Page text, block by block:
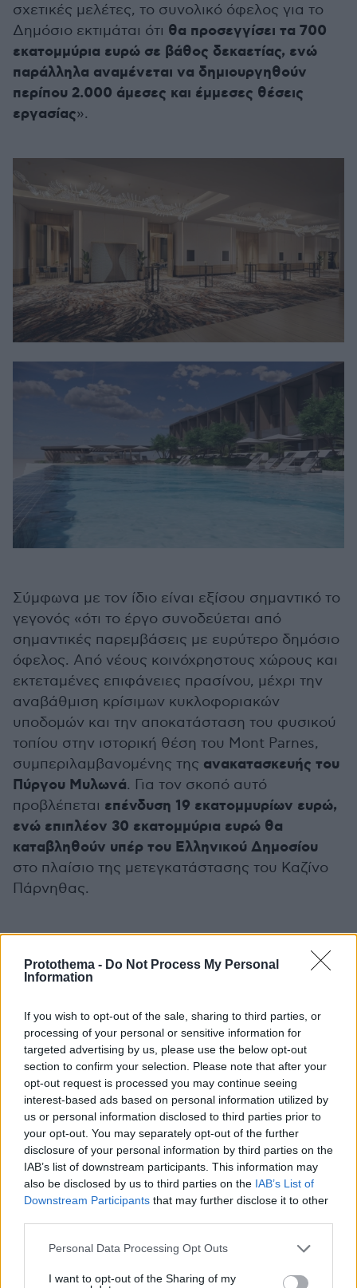
Protothema - Do Not Process My Personal
Information
If you wish to opt-out of the sale, sharing to third parties, or
processing of your personal or sensitive information for
targeted advertising by us, please use the below opt-out
section to confirm your selection. Please note that after your
opt-out request is processed you may continue seeing
interest-based ads based on personal information utilized by
us or personal information disclosed to third parties prior to
your opt-out. You may separately opt-out of the further
disclosure of your personal information by third parties on the
IAB’s list of downstream participants. This information may
also be disclosed by us to third parties on the IAB’s List of
Downstream Participants that may further disclose it to other
Please note that this website/app uses one or more Google
not limited to your visit or usage behaviour. You may click to
Personal Data Processing Opt Outs
I want to opt-out of the Sharing of my
σχετικές μελέτες, το συνολικό όφελος για το
Δημόσιο εκτιμάται ότι θα προσεγγίσει τα 700
εκατομμύρια ευρώ σε βάθος δεκαετίας, ενώ
παράλληλα αναμένεται να δημιουργηθούν
περίπου 2.000 άμεσες και έμμεσες θέσεις
εργασίας».
Σύμφωνα με τον ίδιο είναι εξίσου σημαντικό το
γεγονός «ότι το έργο συνοδεύεται από
σημαντικές παρεμβάσεις με ευρύτερο δημόσιο
όφελος. Από νέους κοινόχρηστους χώρους και
εκτεταμένες επιφάνειες πρασίνου, μέχρι την
αναβάθμιση κρίσιμων κυκλοφοριακών
υποδομών και την αποκατάσταση του φυσικού
τοπίου στην ιστορική θέση του Mont Parnes,
συμπεριλαμβανομένης της ανακατασκευής του
Πύργου Μυλωνά. Για τον σκοπό αυτό
προβλέπεται επένδυση 19 εκατομμυρίων ευρώ,
ενώ επιπλέον 30 εκατομμύρια ευρώ θα
καταβληθούν υπέρ του Ελληνικού Δημοσίου
στο πλαίσιο της μετεγκατάστασης του Καζίνο
Πάρνηθας.